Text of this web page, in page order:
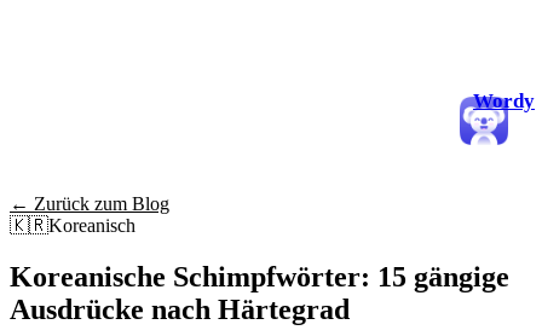
Wordy
← Zurück zum Blog
🇰🇷Koreanisch
Koreanische Schimpfwörter: 15 gängige
Ausdrücke nach Härtegrad